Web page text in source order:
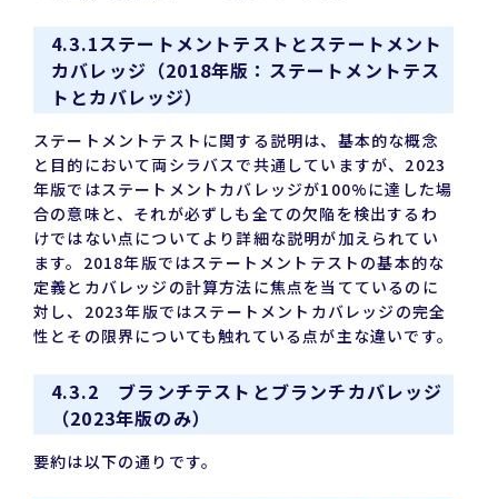
4.3.1ステートメントテストとステートメント
カバレッジ（2018年版：ステートメントテス
トとカバレッジ）
ステートメントテストに関する説明は、基本的な概念
と目的において両シラバスで共通していますが、2023
年版ではステートメントカバレッジが100%に達した場
合の意味と、それが必ずしも全ての欠陥を検出するわ
けではない点についてより詳細な説明が加えられてい
ます。2018年版ではステートメントテストの基本的な
定義とカバレッジの計算方法に焦点を当てているのに
対し、2023年版ではステートメントカバレッジの完全
性とその限界についても触れている点が主な違いです。
4.3.2 ブランチテストとブランチカバレッジ
（2023年版のみ）
要約は以下の通りです。